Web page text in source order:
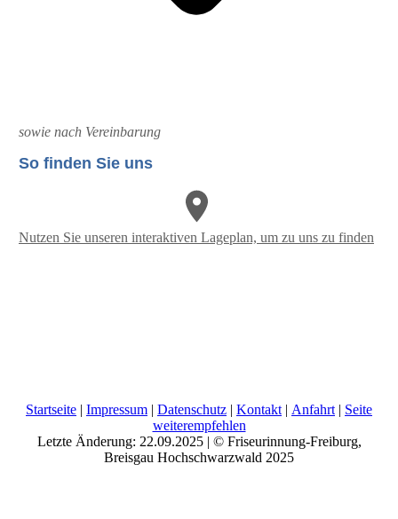
sowie nach Vereinbarung
So finden Sie uns
Nutzen Sie unseren interaktiven La­ge­plan, um zu uns zu finden
Startseite | Impressum | Datenschutz | Kontakt | Anfahrt | Seite
weiterempfehlen
Letzte Änderung: 22.09.2025 | © Friseurinnung-Freiburg,
Breisgau Hochschwarzwald 2025